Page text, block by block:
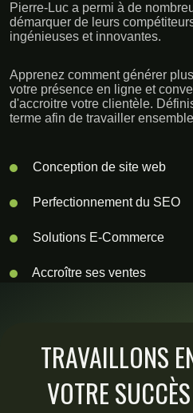
Pierre-Luc a permi à de
démarquer de leurs
ingénieuses et innovantes.
Apprenez comment générer
votre présence en ligne et
d'accroitre votre clientèle.
terme afin de travailler
Conception de site web
Perfectionnement du SEO
Solutions E-Commerce
Accroître ses ventes
TRAVAILLONS
VOTRE